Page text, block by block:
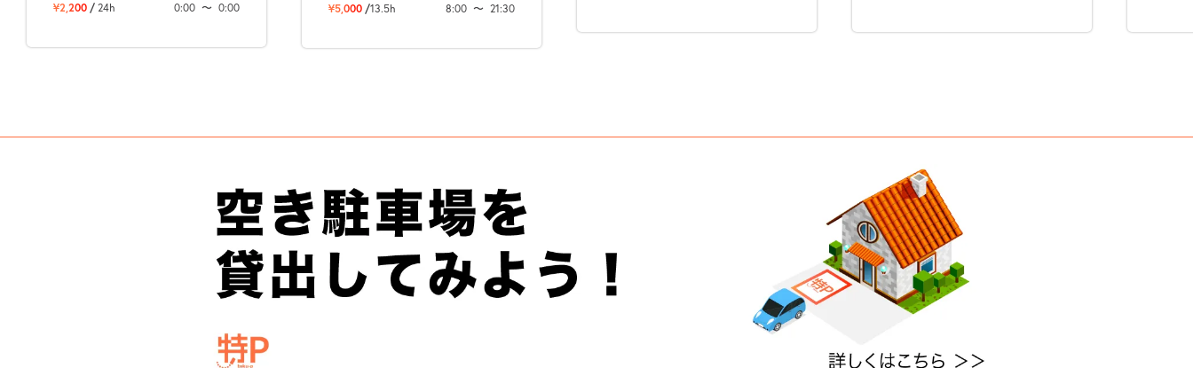
¥2,200 / 24h 0:00 〜 0:00 ¥5,000 /13.5h 8:00 〜 21:30